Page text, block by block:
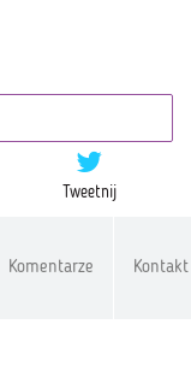
Tweetnij
Komentarze Kontakt